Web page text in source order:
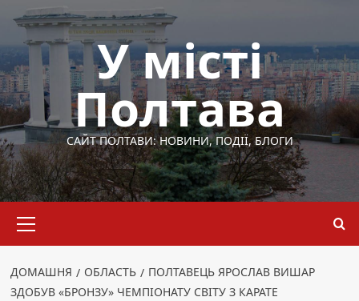
Перейти
вмісту
У місті
Полтава
САЙТ ПОЛТАВИ: НОВИНИ, ПОДІЇ, БЛОГИ
меню
ДОМАШНЯ ОБЛАСТЬ
ПОЛТАВЕЦЬ ЯРОСЛАВ ВИШАР
ЗДОБУВ «БРОНЗУ» ЧЕМПІОНАТУ СВІТУ З КАРАТЕ